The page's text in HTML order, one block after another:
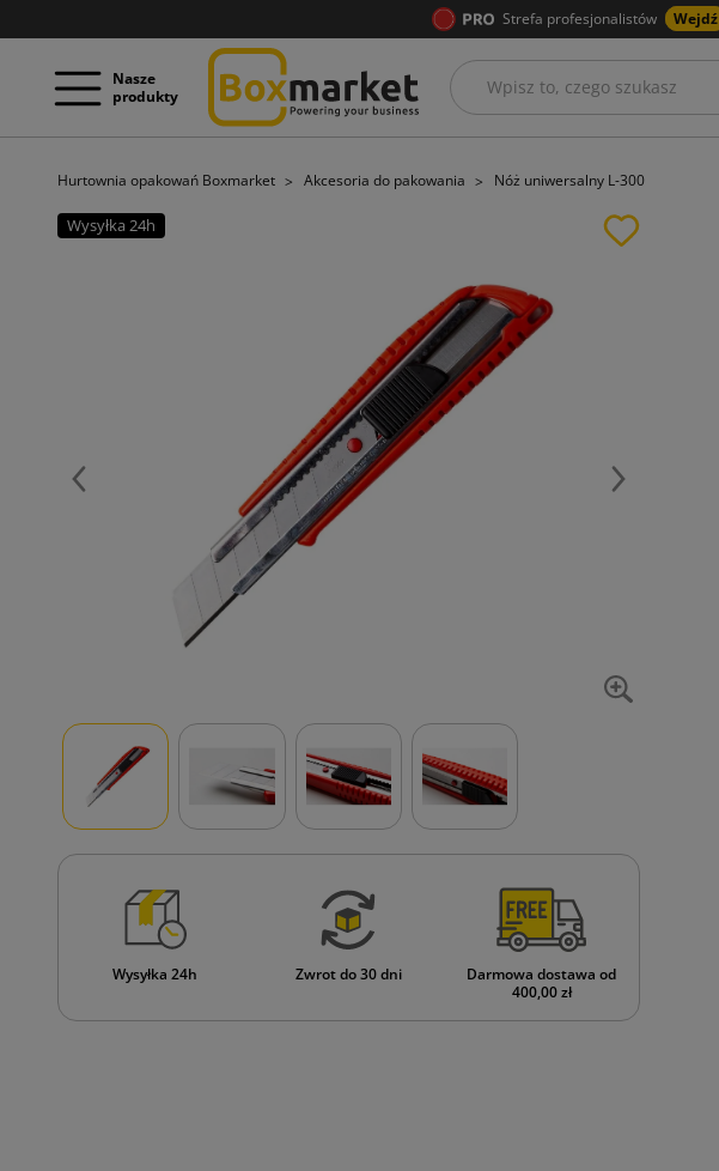
Strefa profesjonalistów Wejdź
Nasze
produkty
Hurtownia opakowań Boxmarket Akcesoria do pakowania Nóż uniwersalny L-300
Wysyłka 24h
Poprzedni Następny
Wysyłka 24h Zwrot do 30 dni
Darmowa dostawa od
400,00 zł